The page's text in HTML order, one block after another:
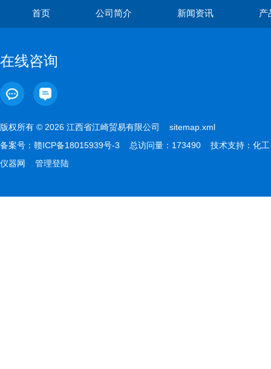
首页 公司简介 新闻资讯 产
在线咨询
版权所有 © 2026 江西省江崎贸易有限公司 sitemap.xml
备案号： 赣ICP备18015939号-3 总访问量：173490 技术支持： 化工
仪器网
管理登陆